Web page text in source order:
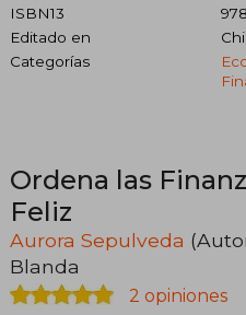
ISBN13
Editado en
Categorías
Ordena las
Feliz
Aurora Sepulveda
Blanda
2 opiniones